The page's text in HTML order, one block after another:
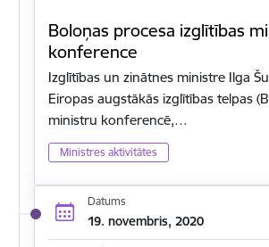
Boloņas procesa izglītības
konference
Izglītības un zinātnes ministre Ilga
Eiropas augstākās izglītības telpas
ministru konferencē,…
Ministres aktivitātes
Datums
19. novembris, 2020